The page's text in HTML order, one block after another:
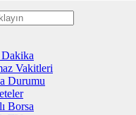
Dakika
Vakitleri
Durumu
Borsa